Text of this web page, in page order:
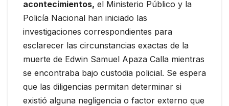
acontecimientos, el Ministerio Público y la
Policía Nacional han iniciado las
investigaciones correspondientes para
esclarecer las circunstancias exactas de la
muerte de Edwin Samuel Apaza Calla mientras
se encontraba bajo custodia policial. Se espera
que las diligencias permitan determinar si
existió alguna negligencia o factor externo que